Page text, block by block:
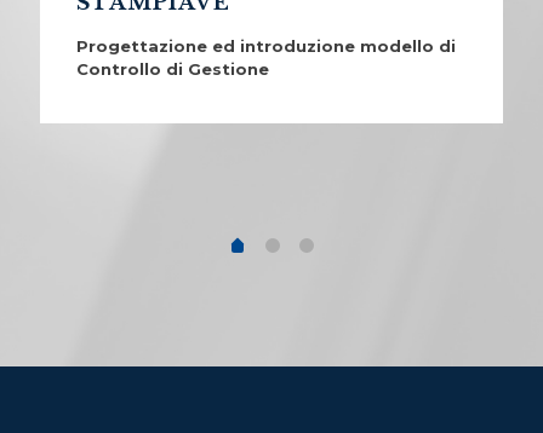
Progettazione ed introduzione modello di
Controllo di Gestione